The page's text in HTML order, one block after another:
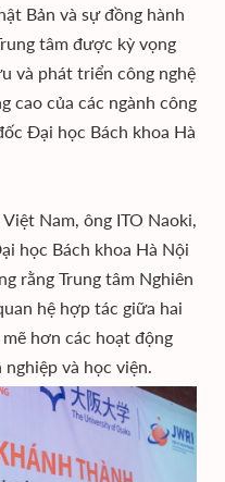
Bản và sự đồng hành
tâm được kỳ vọng
và phát triển công nghệ
cao của các ngành công
Đại học Bách khoa Hà
Nam, ông ITO Naoki,
học Bách khoa Hà Nội
rằng Trung tâm Nghiên
hệ hợp tác giữa hai
hơn các hoạt động
và học viện.